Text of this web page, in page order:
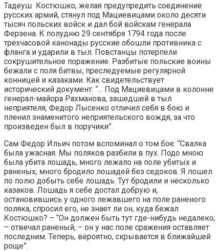
Тадеуш Костюшко, желая предупредить соединение
русских армий, стянул под Мациевицами около десяти
тысяч польских войск и дал бой войскам генерала
Ферзена. К полудню 29 сентября 1794 года после
трехчасовой канонады русские обошли противника с
фланга и ударили в тыл. Повстанцы потерпели
сокрушительное поражение. Разбитые польские воины
бежали с поля битвы, преследуемые регулярной
конницей и казаками. Как свидетельствует
исторический документ: “… Под Мациевицами в колонне
генерал-майора Рахманова, зашедшей в тыл
неприятеля, Федор Лысенко отличил себя в бою и
пленил знаменитого неприятельского вождя, за что
произведен был в поручики”.
Сам Федор Ильич потом вспоминал о том бое: “Свалка
была ужасная. Мы поляков разбили в пух. Подо мною
была убита лошадь, много лежало на поле убитых и
раненых, много бродило лошадей без седоков. Я пошел
по полю добыть себе лошадь. Тут бродили и несколько
казаков. Лошадь я себе достал добрую и,
остановившись у одного лежавшего на поле раненого
поляка, спросил его, не знает ли он, куда бежал
Костюшко? – “Он должен быть тут где-нибудь недалеко,
– отвечал раненый, – он у нас поле сражения оставляет
последним. Теперь, вероятно, скрывается в ближайшей
роще”.